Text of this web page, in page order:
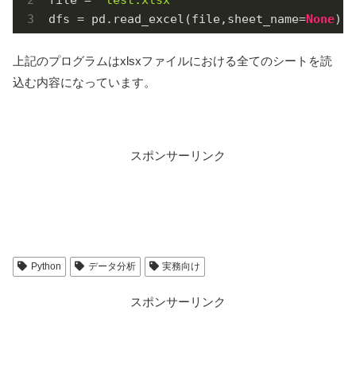
dfs = pd.read_excel(file,sheet_name=None)
上記のプログラムはxlsxファイルにおける全てのシートを読
込む内容になっています。
スポンサーリンク
Python データ分析 実務向け
スポンサーリンク